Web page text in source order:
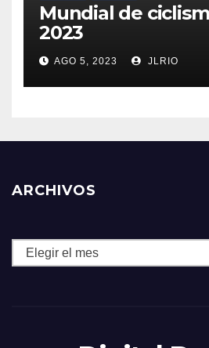
Mundial de
2023
AGO 5, 2023 JLRIO
ARCHIVOS
Archivos